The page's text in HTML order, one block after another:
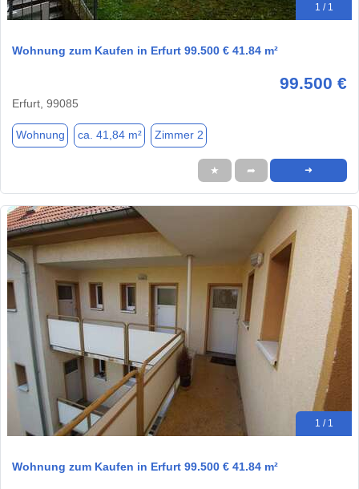
1 / 1
Wohnung zum Kaufen in Erfurt 99.500 € 41.84 m²
99.500 €
Erfurt, 99085
Wohnung ca. 41,84 m² Zimmer 2
★ ➦ ➜
1 / 1
Wohnung zum Kaufen in Erfurt 99.500 € 41.84 m²